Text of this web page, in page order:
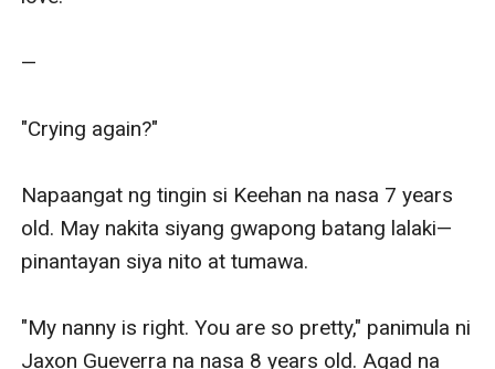
—
"Crying again?"
Napaangat ng tingin si Keehan na nasa 7 years
old. May nakita siyang gwapong batang lalaki—
pinantayan siya nito at tumawa.
"My nanny is right. You are so pretty," panimula ni
Jaxon Gueverra na nasa 8 years old. Agad na